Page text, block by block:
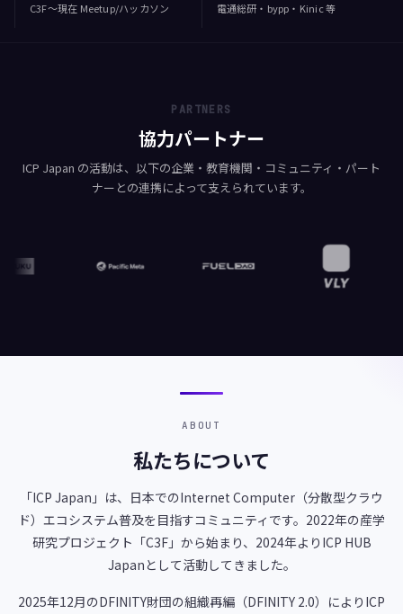
C3F〜現在 Meetup/ハッカソン 電通総研・bypp・Kinic 等
PARTNERS
協力パートナー
ICP Japan の活動は、以下の企業・教育機関・コミュニティ・パート
ナーとの連携によって支えられています。
ABOUT
私たちについて
「ICP Japan」は、日本でのInternet Computer（分散型クラウ
ド）エコシステム普及を目指すコミュニティです。2022年の産学
研究プロジェクト「C3F」から始まり、2024年よりICP HUB
Japanとして活動してきました。
2025年12月のDFINITY財団の組織再編（DFINITY 2.0）によりICP